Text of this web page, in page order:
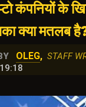
कंपनियों के
क्या मतलब
OLEG, STAFF